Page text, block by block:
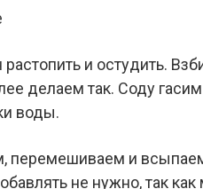
растопить и остудить.
делаем так. Соду
воды.
перемешиваем и
не нужно, так